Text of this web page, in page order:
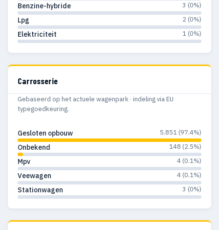
Benzine-hybride 3 (0%)
Lpg 2 (0%)
Elektriciteit 1 (0%)
Carrosserie
Gebaseerd op het actuele wagenpark · indeling via EU
typegoedkeuring.
Gesloten opbouw 5.851 (97.4%)
Onbekend 148 (2.5%)
Mpv 4 (0.1%)
Veewagen 4 (0.1%)
Stationwagen 3 (0%)